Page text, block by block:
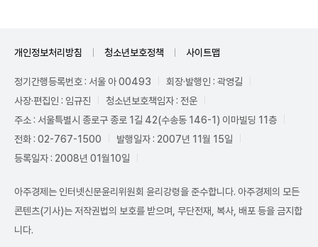
개인정보처리방침 청소년보호정책 사이트맵
정기간행등록번호 : 서울 아 00493
회장·발행인 : 곽영길
사장·편집인 : 임규진
청소년보호책임자 : 전운
주소 : 서울특별시 종로구 종로 1길 42(수송동 146-1) 이마빌딩 11층
전화 : 02-767-1500
발행일자 : 2007년 11월 15일
등록일자 : 2008년 01월10일
아주경제는 인터넷신문윤리위원회 윤리강령을 준수합니다. 아주경제의 모든
콘텐츠(기사)는 저작권법의 보호를 받으며, 무단전재, 복사, 배포 등을 금지합
니다.